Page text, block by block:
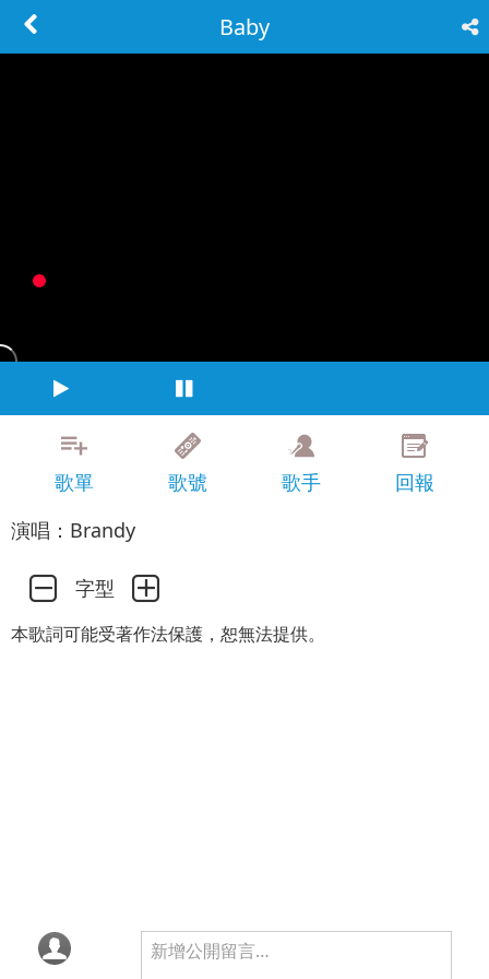
Baby
歌單 歌號 歌手
回報
演唱：Brandy
字型
本歌詞可能受著作法保護，恕無法提供。